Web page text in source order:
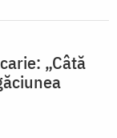
„Câtă